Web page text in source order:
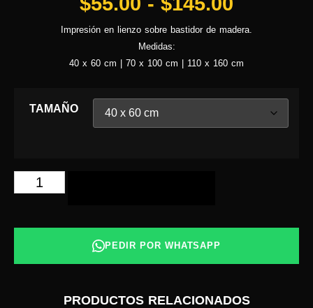
Impresión en lienzo sobre bastidor de madera.
Medidas:
40 x 60 cm | 70 x 100 cm | 110 x 160 cm
TAMAÑO
PEDIR POR WHATSAPP
PRODUCTOS RELACIONADOS